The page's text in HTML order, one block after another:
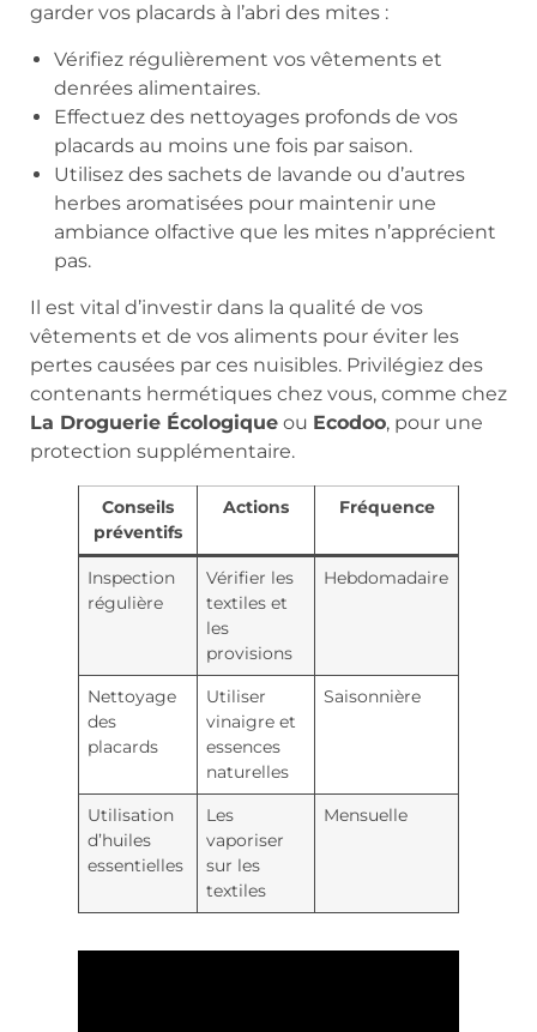
garder vos placards à l’abri des mites :
Vérifiez régulièrement vos vêtements et
denrées alimentaires.
Effectuez des nettoyages profonds de vos
placards au moins une fois par saison.
Utilisez des sachets de lavande ou d’autres
herbes aromatisées pour maintenir une
ambiance olfactive que les mites n’apprécient
pas.
Il est vital d’investir dans la qualité de vos
vêtements et de vos aliments pour éviter les
pertes causées par ces nuisibles. Privilégiez des
contenants hermétiques chez vous, comme chez
La Droguerie Écologique ou Ecodoo, pour une
protection supplémentaire.
Conseils
préventifs
Actions Fréquence
Inspection
régulière
Vérifier les
textiles et
les
provisions
Hebdomadaire
Nettoyage
des
placards
Utiliser
vinaigre et
essences
naturelles
Saisonnière
Utilisation
d’huiles
essentielles
Les
vaporiser
sur les
textiles
Mensuelle